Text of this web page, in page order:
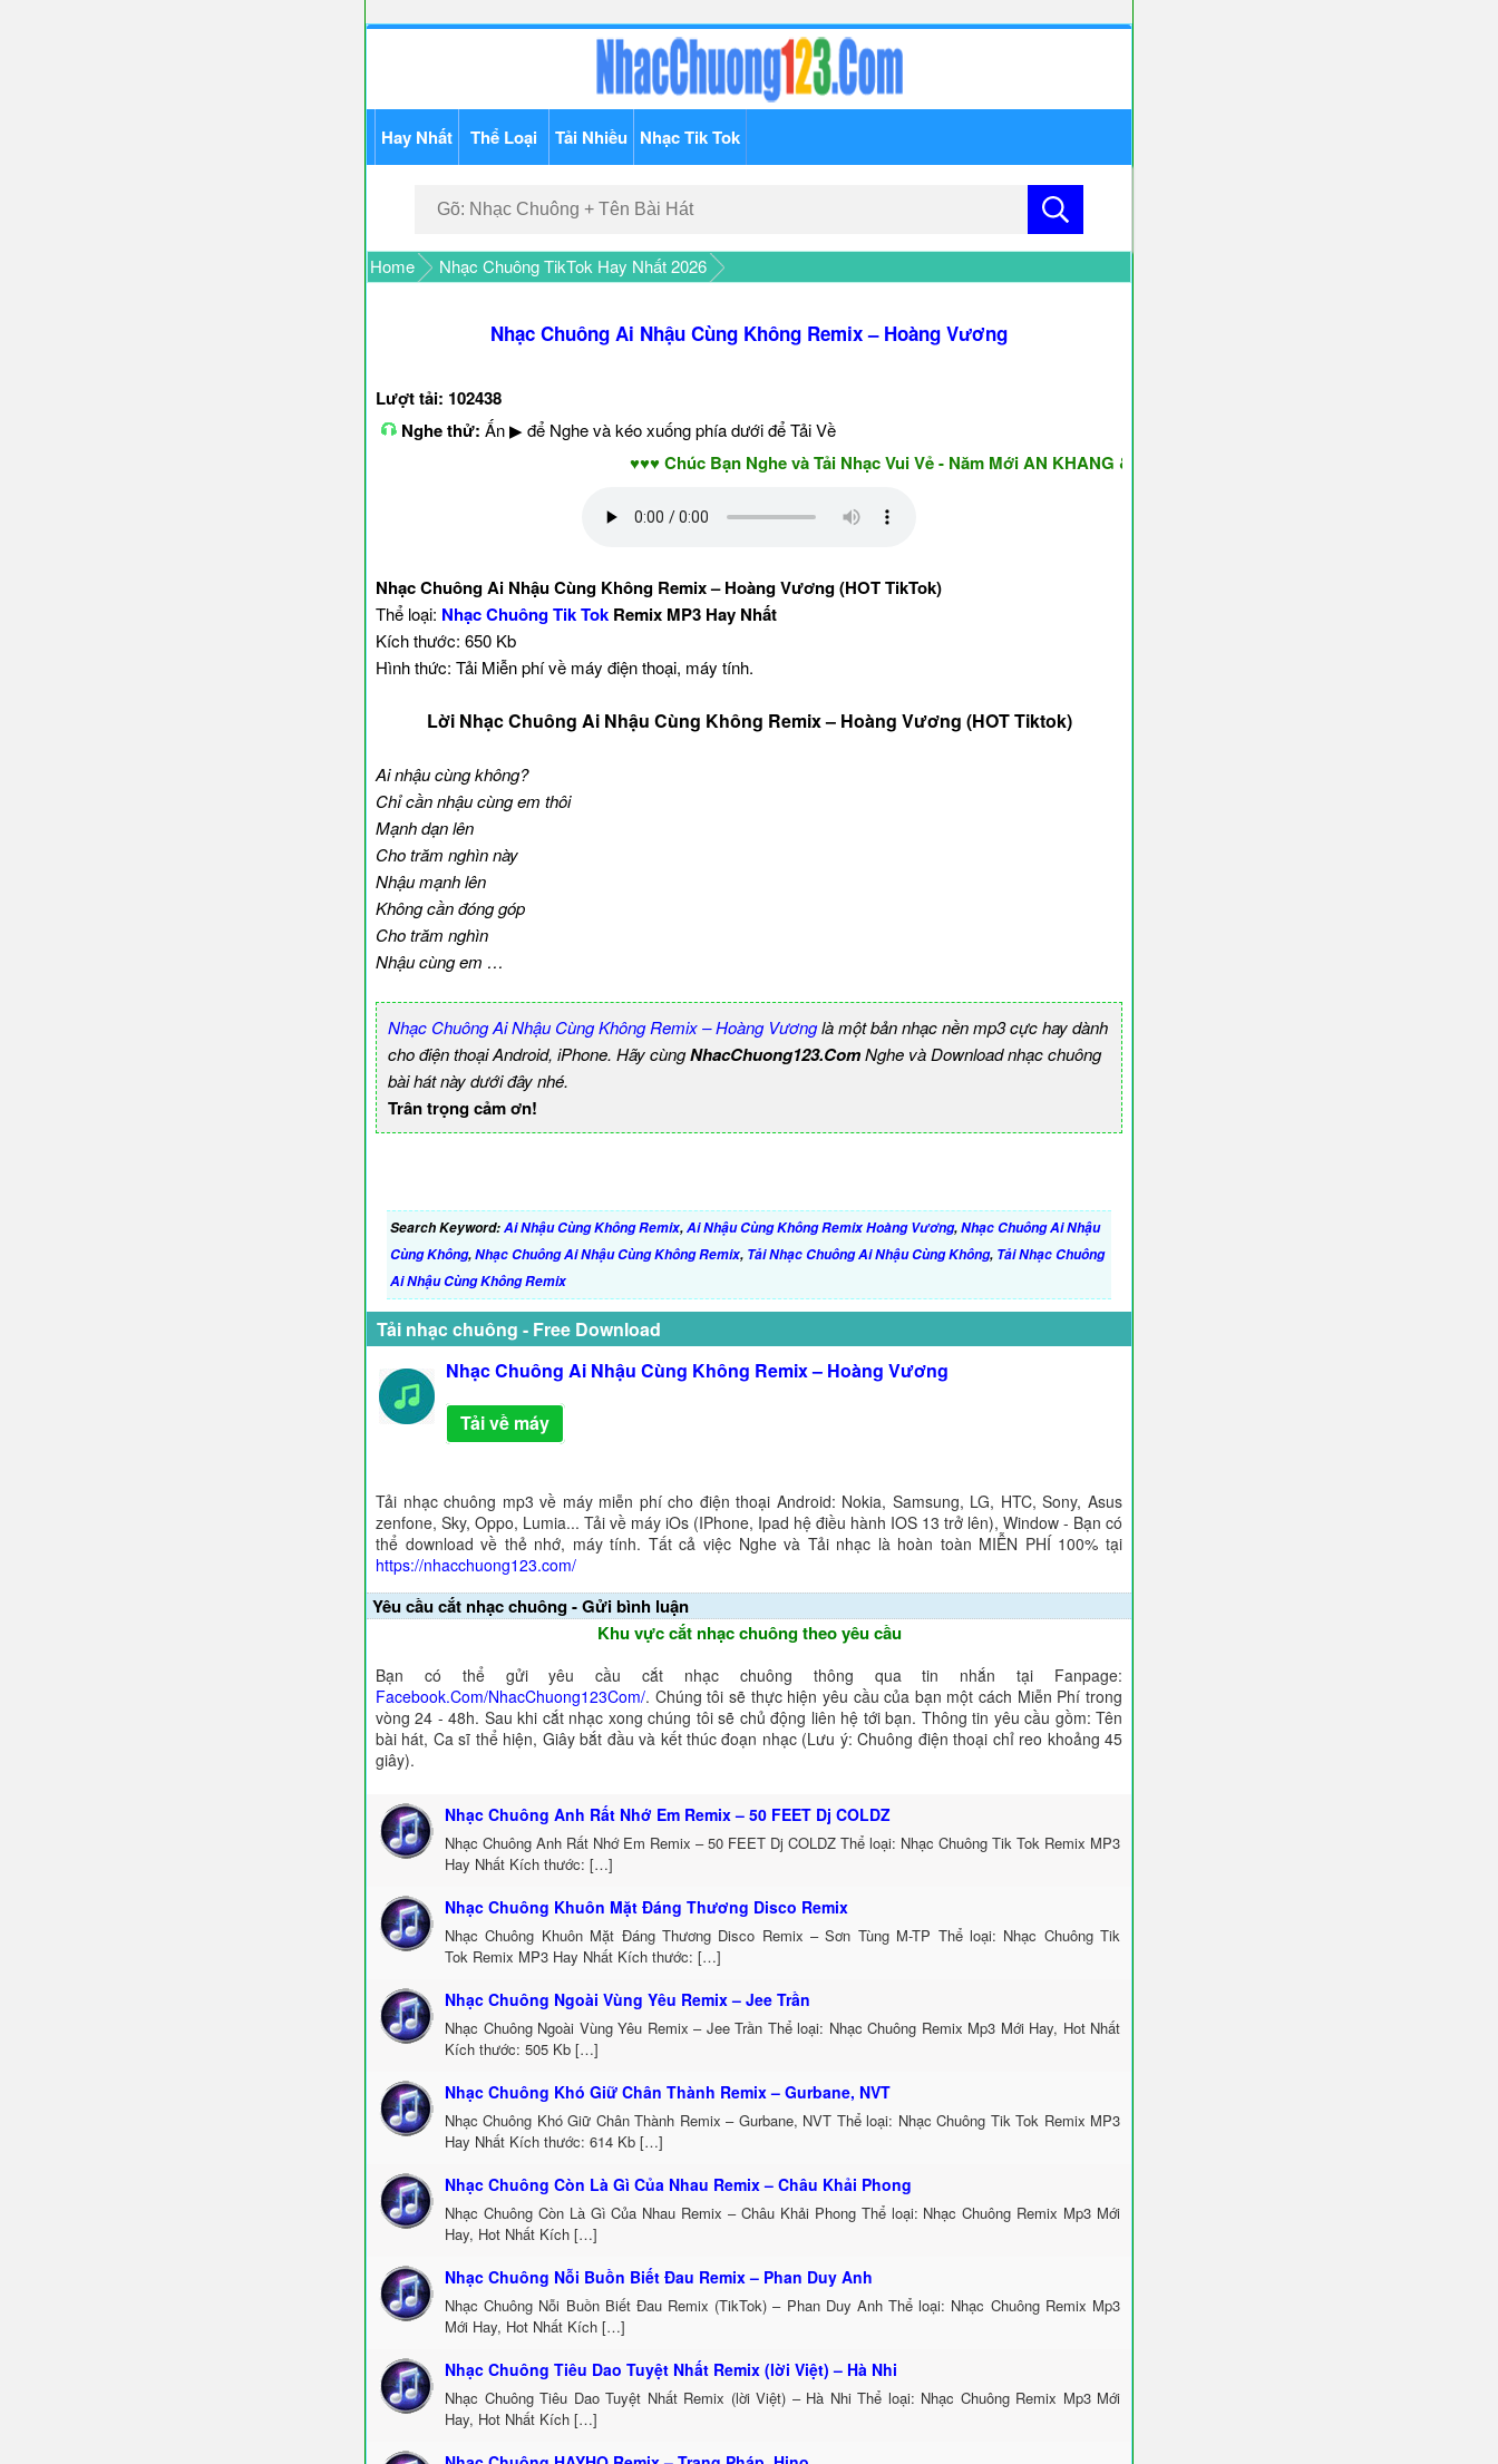
Hay Nhất Thể Loại Tải Nhiều Nhạc Tik Tok
Home Nhạc Chuông TikTok Hay Nhất 2026
Nhạc Chuông Ai Nhậu Cùng Không Remix – Hoàng Vương
Lượt tải: 102438
Nghe thử: Ấn ▶ để Nghe và kéo xuống phía dưới để Tải Về
♥♥♥ Chúc Bạn Nghe và Tải Nhạc Vui Vẻ - Năm Mới AN KHANG & THỊNH VƯỢNG ♥♥♥
Nhạc Chuông Ai Nhậu Cùng Không Remix – Hoàng Vương (HOT TikTok)
Thể loại: Nhạc Chuông Tik Tok Remix MP3 Hay Nhất
Kích thước: 650 Kb
Hình thức: Tải Miễn phí về máy điện thoại, máy tính.
Lời Nhạc Chuông Ai Nhậu Cùng Không Remix – Hoàng Vương (HOT Tiktok)
Ai nhậu cùng không?
Chỉ cần nhậu cùng em thôi
Mạnh dạn lên
Cho trăm nghìn này
Nhậu mạnh lên
Không cần đóng góp
Cho trăm nghìn
Nhậu cùng em …
Nhạc Chuông Ai Nhậu Cùng Không Remix – Hoàng Vươnglà một bản nhạc nền mp3 cực hay dành
cho điện thoại Android, iPhone. Hãy cùngNhacChuong123.ComNghe và Download nhạc chuông
bài hát này dưới đây nhé.
Trân trọng cảm ơn!
Search Keyword:Ai Nhậu Cùng Không Remix,Ai Nhậu Cùng Không Remix Hoàng Vương,Nhạc Chuông Ai Nhậu
Cùng Không,Nhạc Chuông Ai Nhậu Cùng Không Remix, Tải Nhạc Chuông Ai Nhậu Cùng Không, Tải Nhạc Chuông
Ai Nhậu Cùng Không Remix
Tải nhạc chuông - Free Download
Nhạc Chuông Ai Nhậu Cùng Không Remix – Hoàng Vương
Tải về máy
Tải nhạc chuông mp3 về máy miễn phí cho điện thoại Android: Nokia, Samsung, LG, HTC, Sony, Asus
zenfone, Sky, Oppo, Lumia... Tải về máy iOs (IPhone, Ipad hệ điều hành IOS 13 trở lên), Window - Bạn có
thể download về thẻ nhớ, máy tính. Tất cả việc Nghe và Tải nhạc là hoàn toàn MIỄN PHÍ 100% tại
https://nhacchuong123.com/
Yêu cầu cắt nhạc chuông - Gửi bình luận
Khu vực cắt nhạc chuông theo yêu cầu
Bạn có thể gửi yêu cầu cắt nhạc chuông thông qua tin nhắn tại Fanpage:
Facebook.Com/NhacChuong123Com/. Chúng tôi sẽ thực hiện yêu cầu của bạn một cách Miễn Phí trong
vòng 24 - 48h. Sau khi cắt nhạc xong chúng tôi sẽ chủ động liên hệ tới bạn. Thông tin yêu cầu gồm: Tên
bài hát, Ca sĩ thể hiện, Giây bắt đầu và kết thúc đoạn nhạc (Lưu ý: Chuông điện thoại chỉ reo khoảng 45
giây).
Nhạc Chuông Anh Rất Nhớ Em Remix – 50 FEET Dj COLDZ
Nhạc Chuông Anh Rất Nhớ Em Remix – 50 FEET Dj COLDZ Thể loại: Nhạc Chuông Tik Tok Remix MP3
Hay Nhất Kích thước: […]
Nhạc Chuông Khuôn Mặt Đáng Thương Disco Remix
Nhạc Chuông Khuôn Mặt Đáng Thương Disco Remix – Sơn Tùng M-TP Thể loại: Nhạc Chuông Tik
Tok Remix MP3 Hay Nhất Kích thước: […]
Nhạc Chuông Ngoài Vùng Yêu Remix – Jee Trần
Nhạc Chuông Ngoài Vùng Yêu Remix – Jee Trần Thể loại: Nhạc Chuông Remix Mp3 Mới Hay, Hot Nhất
Kích thước: 505 Kb […]
Nhạc Chuông Khó Giữ Chân Thành Remix – Gurbane, NVT
Nhạc Chuông Khó Giữ Chân Thành Remix – Gurbane, NVT Thể loại: Nhạc Chuông Tik Tok Remix MP3
Hay Nhất Kích thước: 614 Kb […]
Nhạc Chuông Còn Là Gì Của Nhau Remix – Châu Khải Phong
Nhạc Chuông Còn Là Gì Của Nhau Remix – Châu Khải Phong Thể loại: Nhạc Chuông Remix Mp3 Mới
Hay, Hot Nhất Kích […]
Nhạc Chuông Nỗi Buồn Biết Đau Remix – Phan Duy Anh
Nhạc Chuông Nỗi Buồn Biết Đau Remix (TikTok) – Phan Duy Anh Thể loại: Nhạc Chuông Remix Mp3
Mới Hay, Hot Nhất Kích […]
Nhạc Chuông Tiêu Dao Tuyệt Nhất Remix (lời Việt) – Hà Nhi
Nhạc Chuông Tiêu Dao Tuyệt Nhất Remix (lời Việt) – Hà Nhi Thể loại: Nhạc Chuông Remix Mp3 Mới
Hay, Hot Nhất Kích […]